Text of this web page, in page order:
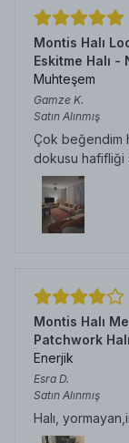
Montis Halı
Eskitme Halı -
Muhteşem
Gamze K.
Satın Alınmış
Çok beğendim
dokusu hafifliği
Montis Halı
Patchwork
Enerjik
Esra D.
Satın Alınmış
Halı,